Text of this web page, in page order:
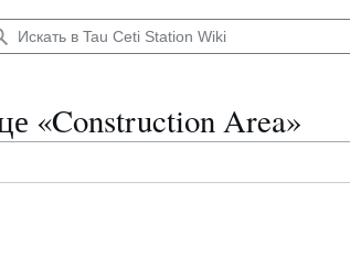
«Construction Area»